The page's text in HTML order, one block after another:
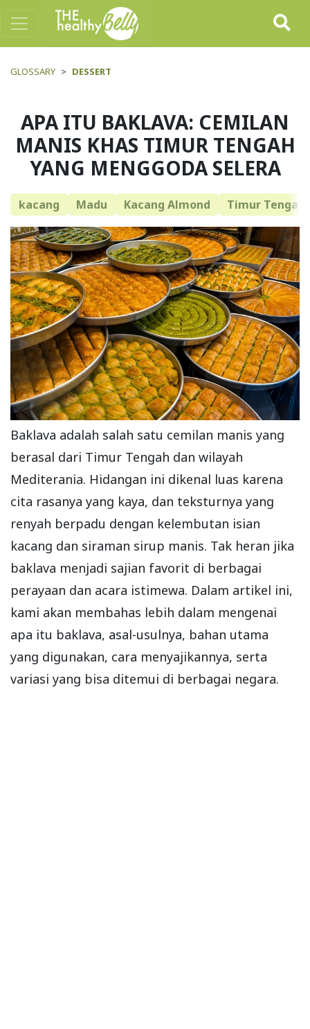
GLOSSARY DESSERT
APA ITU BAKLAVA: CEMILAN
MANIS KHAS TIMUR TENGAH
YANG MENGGODA SELERA
kacang Madu Kacang Almond Timur Tengah
Baklava adalah salah satu cemilan manis yang
berasal dari Timur Tengah dan wilayah
Mediterania. Hidangan ini dikenal luas karena
cita rasanya yang kaya, dan teksturnya yang
renyah berpadu dengan kelembutan isian
kacang dan siraman sirup manis. Tak heran jika
baklava menjadi sajian favorit di berbagai
perayaan dan acara istimewa. Dalam artikel ini,
kami akan membahas lebih dalam mengenai
apa itu baklava, asal-usulnya, bahan utama
yang digunakan, cara menyajikannya, serta
variasi yang bisa ditemui di berbagai negara.